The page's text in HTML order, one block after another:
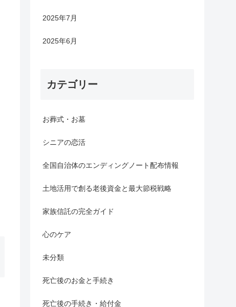
2025年7月
2025年6月
カテゴリー
お葬式・お墓
シニアの恋活
全国自治体のエンディングノート配布情報
土地活用で創る老後資金と最大節税戦略
家族信託の完全ガイド
心のケア
未分類
死亡後のお金と手続き
死亡後の手続き・給付金